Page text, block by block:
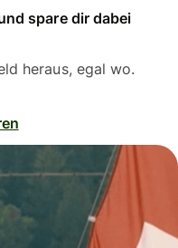
spare dir dabei
heraus, egal wo.